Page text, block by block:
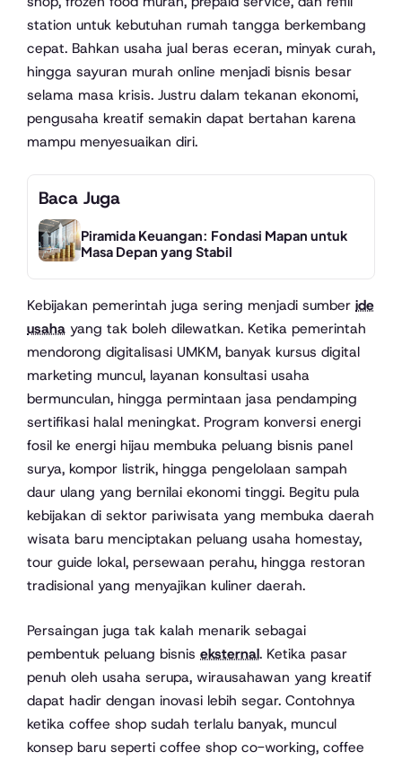
station untuk kebutuhan rumah tangga berkembang
cepat. Bahkan usaha jual beras eceran, minyak curah,
hingga sayuran murah online menjadi bisnis besar
selama masa krisis. Justru dalam tekanan ekonomi,
pengusaha kreatif semakin dapat bertahan karena
mampu menyesuaikan diri.
Baca Juga
Piramida Keuangan: Fondasi Mapan untuk
Masa Depan yang Stabil
Kebijakan pemerintah juga sering menjadi sumber ide
usaha yang tak boleh dilewatkan. Ketika pemerintah
mendorong digitalisasi UMKM, banyak kursus digital
marketing muncul, layanan konsultasi usaha
bermunculan, hingga permintaan jasa pendamping
sertifikasi halal meningkat. Program konversi energi
fosil ke energi hijau membuka peluang bisnis panel
surya, kompor listrik, hingga pengelolaan sampah
daur ulang yang bernilai ekonomi tinggi. Begitu pula
kebijakan di sektor pariwisata yang membuka daerah
wisata baru menciptakan peluang usaha homestay,
tour guide lokal, persewaan perahu, hingga restoran
tradisional yang menyajikan kuliner daerah.
Persaingan juga tak kalah menarik sebagai
pembentuk peluang bisnis eksternal. Ketika pasar
penuh oleh usaha serupa, wirausahawan yang kreatif
dapat hadir dengan inovasi lebih segar. Contohnya
ketika coffee shop sudah terlalu banyak, muncul
konsep baru seperti coffee shop co-working, coffee